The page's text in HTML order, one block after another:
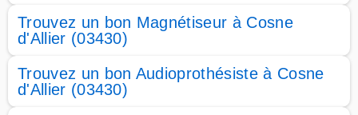
Trouvez un bon Magnétiseur à Cosne
d'Allier (03430)
Trouvez un bon Audioprothésiste à Cosne
d'Allier (03430)